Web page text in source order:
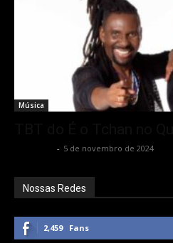
Música
- 5 de novembro de 2024
Nossas Redes
2,459 Fans